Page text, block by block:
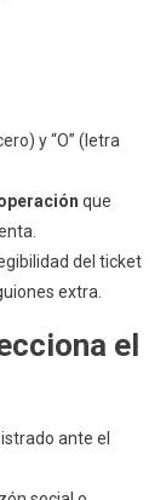
y “O” (letra
que
del ticket
extra.
el
ante el